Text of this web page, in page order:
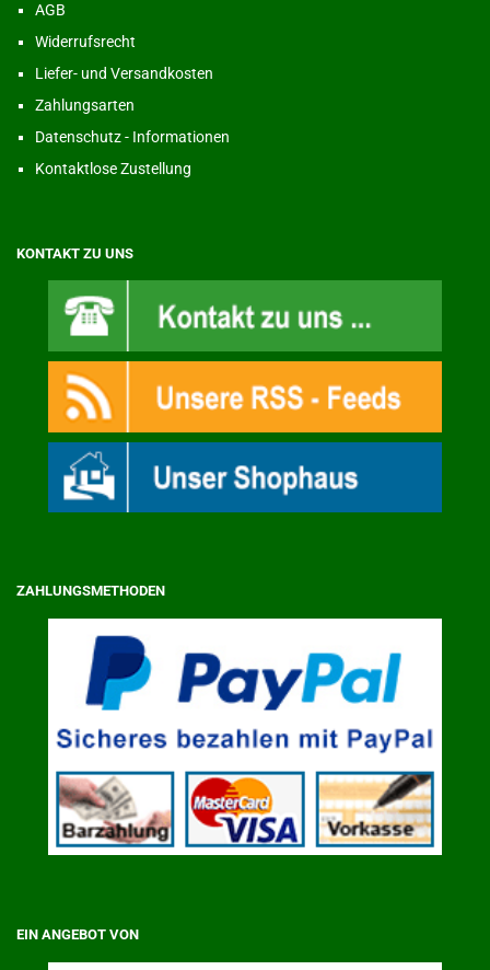
AGB
Widerrufsrecht
Liefer- und Versandkosten
Zahlungsarten
Datenschutz - Informationen
Kontaktlose Zustellung
KONTAKT ZU UNS
ZAHLUNGSMETHODEN
EIN ANGEBOT VON